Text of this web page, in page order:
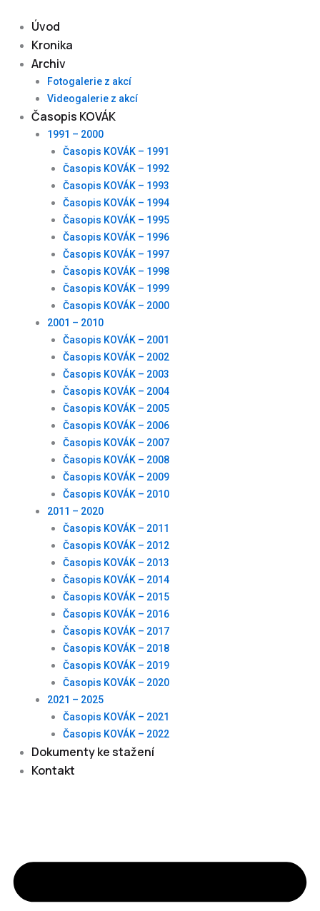
content
Úvod
Kronika
Archiv
Fotogalerie z akcí
Videogalerie z akcí
Časopis KOVÁK
1991 – 2000
Časopis KOVÁK – 1991
Časopis KOVÁK – 1992
Časopis KOVÁK – 1993
Časopis KOVÁK – 1994
Časopis KOVÁK – 1995
Časopis KOVÁK – 1996
Časopis KOVÁK – 1997
Časopis KOVÁK – 1998
Časopis KOVÁK – 1999
Časopis KOVÁK – 2000
2001 – 2010
Časopis KOVÁK – 2001
Časopis KOVÁK – 2002
Časopis KOVÁK – 2003
Časopis KOVÁK – 2004
Časopis KOVÁK – 2005
Časopis KOVÁK – 2006
Časopis KOVÁK – 2007
Časopis KOVÁK – 2008
Časopis KOVÁK – 2009
Časopis KOVÁK – 2010
2011 – 2020
Časopis KOVÁK – 2011
Časopis KOVÁK – 2012
Časopis KOVÁK – 2013
Časopis KOVÁK – 2014
Časopis KOVÁK – 2015
Časopis KOVÁK – 2016
Časopis KOVÁK – 2017
Časopis KOVÁK – 2018
Časopis KOVÁK – 2019
Časopis KOVÁK – 2020
2021 – 2025
Časopis KOVÁK – 2021
Časopis KOVÁK – 2022
Dokumenty ke stažení
Kontakt